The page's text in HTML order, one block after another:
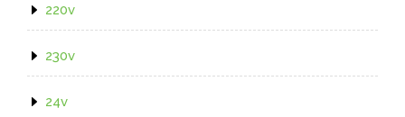
220v
230v
24v